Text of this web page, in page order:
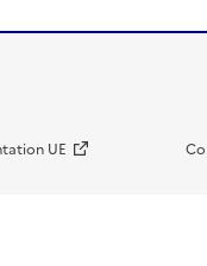
UE